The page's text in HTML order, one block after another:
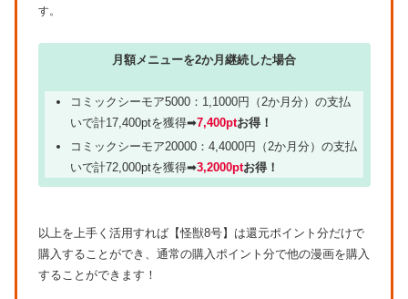
す。
月額メニューを2か月継続した場合
コミックシーモア5000：1,1000円（2か月分）の支払
いで計17,400ptを獲得➡7,400ptお得！
コミックシーモア20000：4,4000円（2か月分）の支払
いで計72,000ptを獲得➡3,2000ptお得！
以上を上手く活用すれば【怪獣8号】は還元ポイント分だけで
購入することができ、通常の購入ポイント分で他の漫画を購入
することができます！